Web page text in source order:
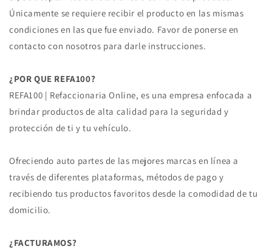
Únicamente se requiere recibir el producto en las mismas
condiciones en las que fue enviado. Favor de ponerse en
contacto con nosotros para darle instrucciones.
¿POR QUE REFA100?
REFA100 | Refaccionaria Online, es una empresa enfocada a
brindar productos de alta calidad para la seguridad y
protección de ti y tu vehículo.
Ofreciendo auto partes de las mejores marcas en línea a
través de diferentes plataformas, métodos de pago y
recibiendo tus productos favoritos desde la comodidad de tu
domicilio.
¿FACTURAMOS?